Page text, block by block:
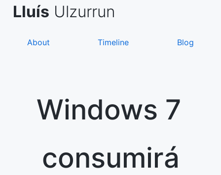
SkipLluís Ulzurrun
About Timeline Blog
Windows 7
consumirá